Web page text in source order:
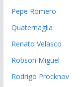
Pepe Romero
Quaternaglia
Renato Velasco
Robson Miguel
Rodrigo Procknov